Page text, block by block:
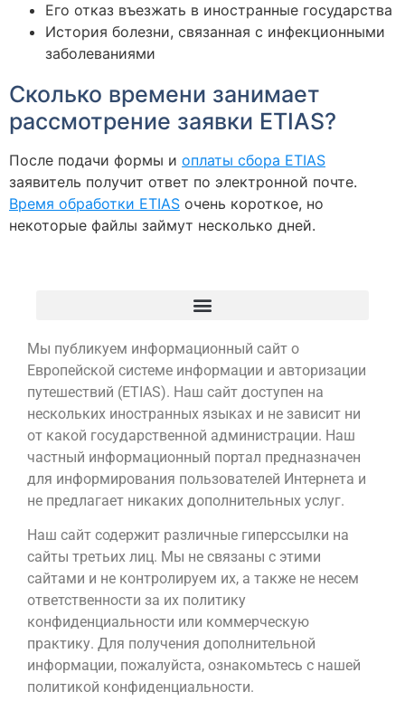
Его отказ въезжать в иностранные государства
История болезни, связанная с инфекционными
заболеваниями
Сколько времени занимает
рассмотрение заявки ETIAS?
После подачи формы и оплаты сбора ETIAS
заявитель получит ответ по электронной почте.
Время обработки ETIAS очень короткое, но
некоторые файлы займут несколько дней.
Мы публикуем информационный сайт о
Европейской системе информации и авторизации
путешествий (ETIAS). Наш сайт доступен на
нескольких иностранных языках и не зависит ни
от какой государственной администрации. Наш
частный информационный портал предназначен
для информирования пользователей Интернета и
не предлагает никаких дополнительных услуг.
Наш сайт содержит различные гиперссылки на
сайты третьих лиц. Мы не связаны с этими
сайтами и не контролируем их, а также не несем
ответственности за их политику
конфиденциальности или коммерческую
практику. Для получения дополнительной
информации, пожалуйста, ознакомьтесь с нашей
политикой конфиденциальности.